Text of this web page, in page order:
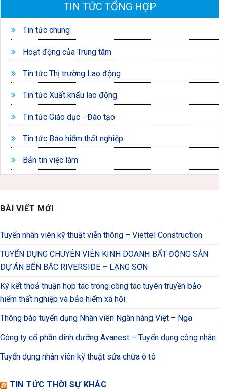
TIN TỨC TỔNG HỢP
Tin tức chung
Hoạt động của Trung tâm
Tin tức Thị trường Lao động
Tin tức Xuất khẩu lao động
Tin tức Giáo dục - Đào tạo
Tin tức Bảo hiểm thất nghiệp
Bản tin việc làm
BÀI VIẾT MỚI
Tuyển nhân viên kỹ thuật viễn thông – Viettel Construction
TUYỂN DỤNG CHUYÊN VIÊN KINH DOANH BẤT ĐỘNG SẢN
DỰ ÁN BẾN BẮC RIVERSIDE – LẠNG SƠN
Ký kết thoả thuận hợp tác trong công tác tuyên truyền bảo
hiểm thất nghiệp và bảo hiểm xã hội
Thông báo tuyển dụng Nhân viên Ngân hàng Việt – Nga
Công ty cổ phần dinh dưỡng Avanest – Tuyển dụng công nhân
Tuyển dụng nhân viên kỹ thuật sửa chữa ô tô
TIN TỨC THỜI SỰ KHÁC